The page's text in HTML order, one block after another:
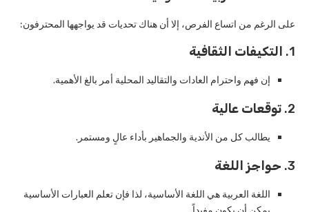
على الرغم من اتساع الفرص، إلا أن هناك تحديات قد يواجهها المحترفون:
1. التكيفات الثقافية
إن فهم واحترام العادات والتقاليد المحلية أمر بالغ الأهمية.
2. توقعات عالية
يطالب كل من الأندية والجماهير بأداء عالٍ ومستمر.
3. حواجز اللغة
اللغة العربية هي اللغة الأساسية، لذا فإن تعلم العبارات الأساسية